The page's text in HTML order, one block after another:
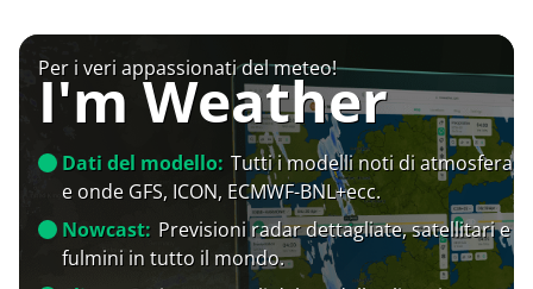
Per i veri appassionati del meteo!
I'm Weather
Dati del modello: Tutti i modelli noti di atmosfera
e onde GFS, ICON, ECMWF-BNL+ecc.
Nowcast: Previsioni radar dettagliate, satellitari e
fulmini in tutto il mondo.